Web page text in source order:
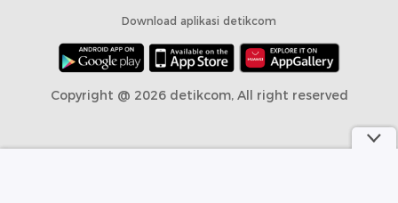
Download aplikasi detikcom
Copyright @ 2026 detikcom, All right reserved